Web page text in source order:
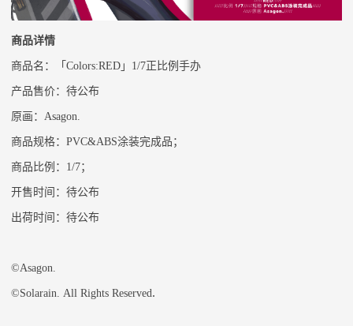
商品详情
商品名：「 Colors:RED」1/7正比例手办
产品售价： 待公布
原画： Asagon.
商品规格： PVC&ABS涂装完成品；
商品比例： 1/7；
开售时间： 待公布
出荷时间： 待公布
©Asagon.
©Solarain. All Rights Reserved.